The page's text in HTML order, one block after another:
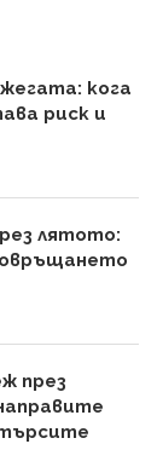
кога
риск и
лятото:
през
търсите